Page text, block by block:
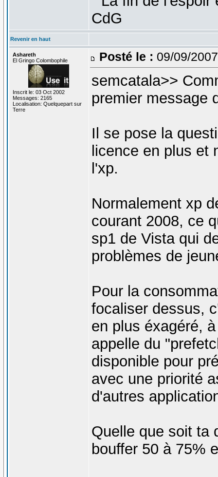
CdG
Revenir en haut
Ashareth
El Gringo Colombophile
Inscrit le: 03 Oct 2002
Messages: 2165
Localisation: Quelquepart sur
Terre
Posté le : 09/09/
semcatala>>
premier message
Il se pose la
licence en plus et
l'xp.
Normalement xp
courant 2008, ce
sp1 de Vista qui
problèmes de
Pour la
focaliser dessus,
en plus éxagéré,
appelle du
disponible pour
avec une priorité
d'autres
Quelle que soit ta
bouffer 50 à 75%